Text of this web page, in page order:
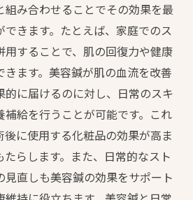
み合わせることでその効果を最
きます。たとえば、家庭でのス
用することで、肌の回復力や健康
きます。美容鍼が肌の血流を改善
的に届けるのに対し、日常のスキ
補給を行うことが可能です。これ
後に使用する化粧品の効果が高ま
たらします。また、日常的なスト
見直しも美容鍼の効果をサポート